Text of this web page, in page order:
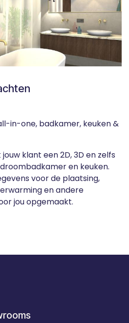
in-one, badkamer, keuken &
klant een 2D, 3D en zelfs
en keuken.
voor de plaatsing,
en andere
jou opgemaakt.